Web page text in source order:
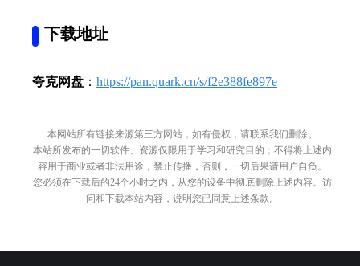
下载地址
夸克网盘 ： https://pan.quark.cn/s/f2e388fe897e
本网站所有链接来源第三方网站，如有侵权，请联系我们删除。
本站所发布的一切软件、资源仅限用于学习和研究目的；不得将上述内
容用于商业或者非法用途，禁止传播，否则，一切后果请用户自负。
您必须在下载后的24个小时之内，从您的设备中彻底删除上述内容。访
问和下载本站内容，说明您已同意上述条款。